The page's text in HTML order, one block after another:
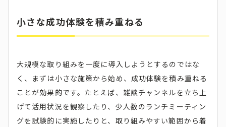
小さな成功体験を積み重ねる
大規模な取り組みを一度に導入しようとするのではな
く、まずは小さな施策から始め、成功体験を積み重ねる
ことが効果的です。たとえば、雑談チャンネルを立ち上
げて活用状況を観察したり、少人数のランチミーティン
グを試験的に実施したりと、取り組みやすい範囲から着